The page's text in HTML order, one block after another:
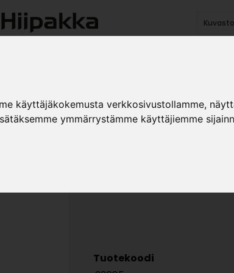
käyttäjäkokemusta verkkosivustollamme,
ymmärrystämme käyttäjiemme
Tuotekoodi